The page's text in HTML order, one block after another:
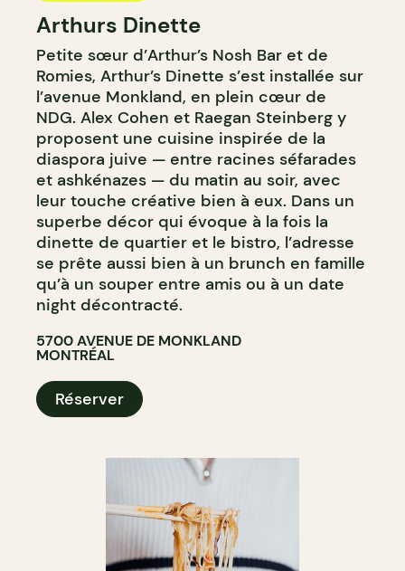
Arthurs Dinette
Petite sœur d’Arthur’s Nosh Bar et de
Romies, Arthur’s Dinette s’est installée sur
l’avenue Monkland, en plein cœur de
NDG. Alex Cohen et Raegan Steinberg y
proposent une cuisine inspirée de la
diaspora juive — entre racines séfarades
et ashkénazes — du matin au soir, avec
leur touche créative bien à eux. Dans un
superbe décor qui évoque à la fois la
dinette de quartier et le bistro, l’adresse
se prête aussi bien à un brunch en famille
qu’à un souper entre amis ou à un date
night décontracté.
5700 AVENUE DE MONKLAND
MONTRÉAL
Réserver